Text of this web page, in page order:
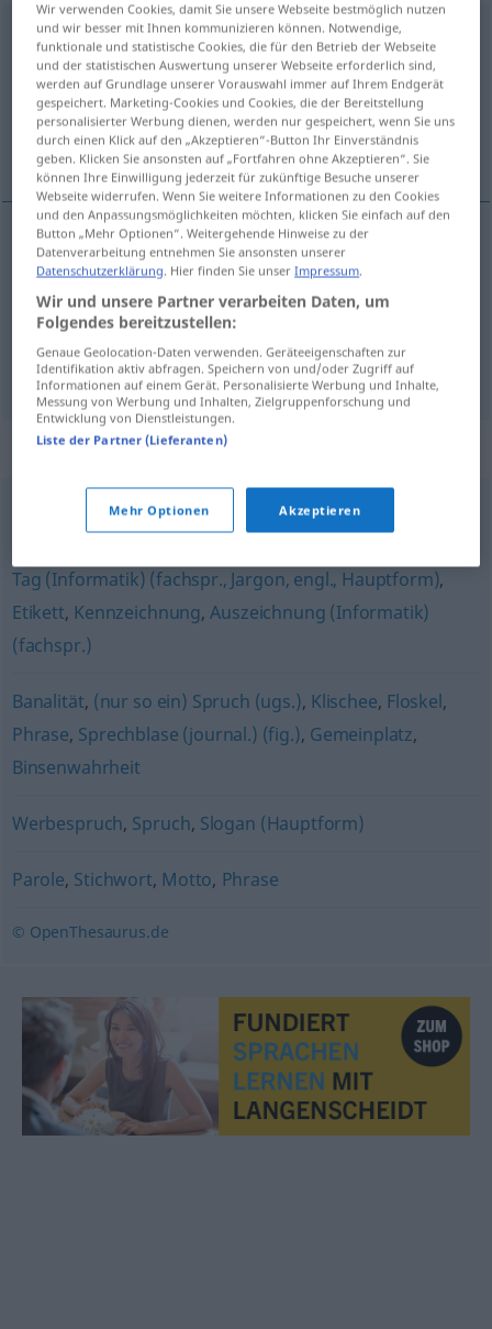
Schlagwortn
Übersicht aller Übersetzungen
(Für mehr Details die Übersetzung anklicken/antippen)
tópico, divisa, slogan
tópicom Schlagwort
divisaf Schlagwort
sloganm Schlagwort
Synonyme für "Schlagwort"
Schlüsselwort
Tag (Informatik) (fachspr., Jargon, engl., Hauptform),
Etikett, Kennzeichnung,Auszeichnung (Informatik)
(fachspr.)
Banalität, (nur so ein) Spruch (ugs.), Klischee, Floskel,
Phrase, Sprechblase (journal.) (fig.), Gemeinplatz,
Binsenwahrheit
Werbespruch, Spruch, Slogan (Hauptform)
Parole, Stichwort, Motto, Phrase
© OpenThesaurus.de
Wir verwenden Cookies, damit Sie unsere Webseite bestmöglich nutzen
und wir besser mit Ihnen kommunizieren können. Notwendige,
funktionale und statistische Cookies, die für den Betrieb der Webseite
und der statistischen Auswertung unserer Webseite erforderlich sind,
werden auf Grundlage unserer Vorauswahl immer auf Ihrem Endgerät
gespeichert. Marketing-Cookies und Cookies, die der Bereitstellung
personalisierter Werbung dienen, werden nur gespeichert, wenn Sie uns
durch einen Klick auf den „Akzeptieren“-Button Ihr Einverständnis
geben. Klicken Sie ansonsten auf „Fortfahren ohne Akzeptieren“. Sie
können Ihre Einwilligung jederzeit für zukünftige Besuche unserer
Webseite widerrufen. Wenn Sie weitere Informationen zu den Cookies
und den Anpassungsmöglichkeiten möchten, klicken Sie einfach auf den
Button „Mehr Optionen“. Weitergehende Hinweise zu der
Datenverarbeitung entnehmen Sie ansonsten unserer
Datenschutzerklärung. Hier finden Sie unserImpressum.
Wir und unsere Partner verarbeiten Daten, um
Folgendes bereitzustellen:
Genaue Geolocation-Daten verwenden. Geräteeigenschaften zur
Identifikation aktiv abfragen. Speichern von und/oder Zugriff auf
Informationen auf einem Gerät. Personalisierte Werbung und Inhalte,
Messung von Werbung und Inhalten, Zielgruppenforschung und
Entwicklung von Dienstleistungen.
Liste der Partner (Lieferanten)
Mehr Optionen Akzeptieren